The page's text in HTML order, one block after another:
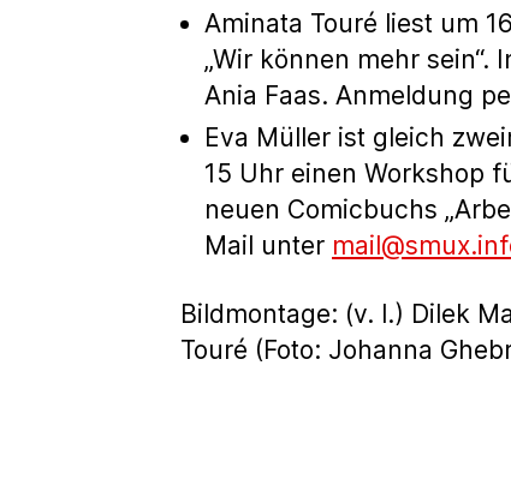
Aminata Touré liest um
„Wir können mehr
Ania Faas. Anmeldung
Eva Müller ist gleich
15 Uhr einen Workshop
neuen Comicbuchs
Mail unter
Bildmontage: (v. l.) Dilek
Touré (Foto: Johanna